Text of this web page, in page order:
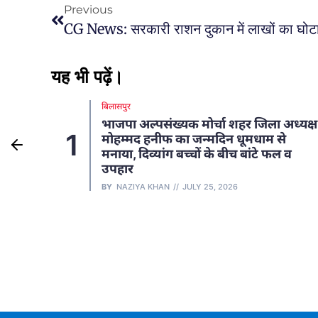
Previous
यह भी पढ़ें।
2
रायगढ़
मानव तस्करी के 4 वर्ष से फरार आरोपी को
जशपुर से किया गिरफ्तार
BY SHAHAJADA KHAN